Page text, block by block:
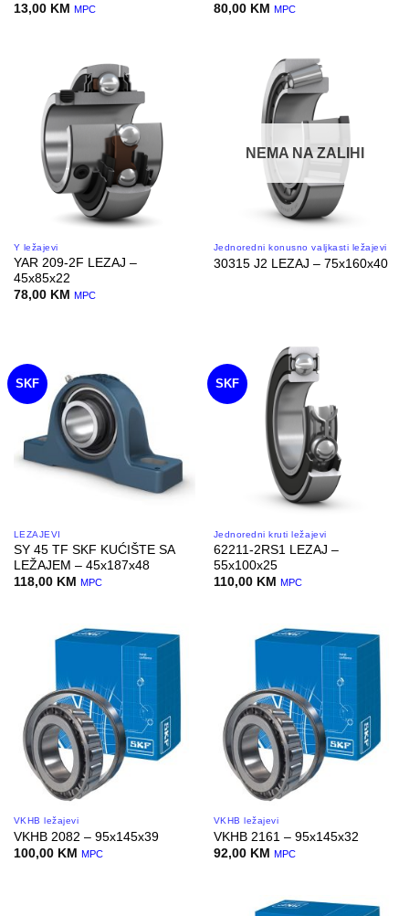
13,00 KM MPC
80,00 KM MPC
Y ležajevi
YAR 209-2F LEZAJ –
45x85x22
78,00 KM MPC
NEMA NA ZALIHI
Jednoredni konusno valjkasti ležajevi
30315 J2 LEZAJ – 75x160x40
SKF
LEŽAJEVI
SY 45 TF SKF KUĆIŠTE SA
LEŽAJEM – 45x187x48
118,00 KM MPC
SKF
Jednoredni kruti ležajevi
62211-2RS1 LEZAJ –
55x100x25
110,00 KM MPC
VKHB ležajevi
VKHB 2082 – 95x145x39
100,00 KM MPC
VKHB ležajevi
VKHB 2161 – 95x145x32
92,00 KM MPC